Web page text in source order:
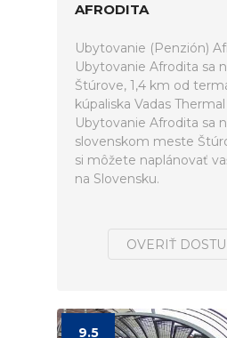
AFRODITA
Ubytovanie (Penzión)
Ubytovanie Afrodita sa
Štúrove, 1,4 km od
kúpaliska Vadas
Ubytovanie Afrodita sa
slovenskom meste
si môžete naplánovať
na Slovensku.
OVERIŤ
9.5